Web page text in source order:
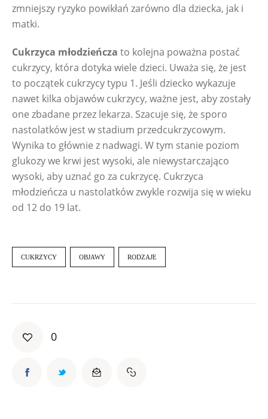
zmniejszy ryzyko powikłań zarówno dla dziecka, jak i
matki.
Cukrzyca młodzieńcza to kolejna poważna postać
cukrzycy, która dotyka wiele dzieci. Uważa się, że jest
to początek cukrzycy typu 1. Jeśli dziecko wykazuje
nawet kilka objawów cukrzycy, ważne jest, aby zostały
one zbadane przez lekarza. Szacuje się, że sporo
nastolatków jest w stadium przedcukrzycowym.
Wynika to głównie z nadwagi. W tym stanie poziom
glukozy we krwi jest wysoki, ale niewystarczająco
wysoki, aby uznać go za cukrzycę. Cukrzyca
młodzieńcza u nastolatków zwykle rozwija się w wieku
od 12 do 19 lat.
CUKRZYCY OBJAWY RODZAJE
0